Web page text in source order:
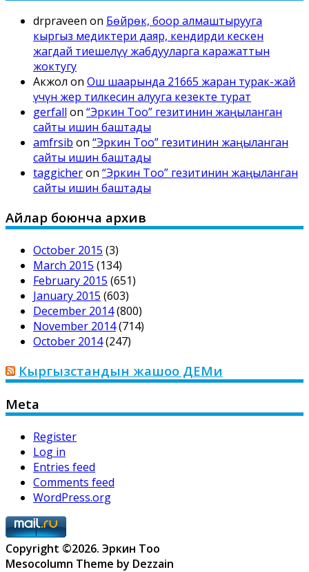
drpraveen on Бөйрөк, боор алмаштырууга
кыргыз медиктери даяр, кендирди кескен
жагдай тиешелүү жабдууларга каражаттын
жоктугу
Акжол on Ош шаарында 21665 жаран турак-жай
үчүн жер тилкесин алууга кезекте турат
gerfall on “Эркин Тоо” гезитинин жаңыланган
сайты ишин баштады
amfrsib on “Эркин Тоо” гезитинин жаңыланган
сайты ишин баштады
taggicheron “Эркин Тоо” гезитинин жаңыланган
сайты ишин баштады
Айлар боюнча архив
October 2015 (3)
March 2015 (134)
February 2015 (651)
January 2015 (603)
December 2014(800)
November 2014(714)
October 2014(247)
Кыргызстандын жашоо ДЕМи
Meta
Register
Log in
Entries feed
Comments feed
WordPress.org
Copyright ©2026. Эркин Тоо
Mesocolumn Theme by Dezzain